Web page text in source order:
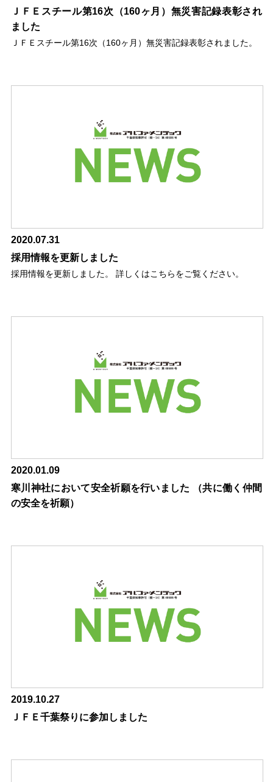
ＪＦＥスチール第16次（160ヶ月）無災害記録表彰され
ました
ＪＦＥスチール第16次（160ヶ月）無災害記録表彰されました。
2020.07.31
採用情報を更新しました
採用情報を更新しました。 詳しくはこちらをご覧ください。
2020.01.09
寒川神社において安全祈願を行いました （共に働く仲間
の安全を祈願）
2019.10.27
ＪＦＥ千葉祭りに参加しました